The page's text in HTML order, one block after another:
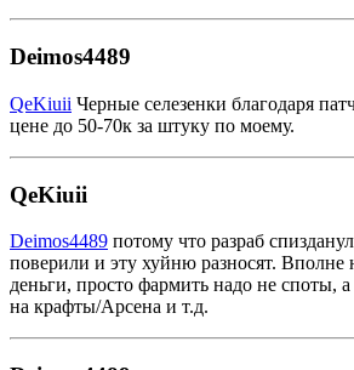
Deimos4489
QeKiuii Черные селезенки благодаря
цене до 50-70к за штуку по моему.
QeKiuii
Deimos4489 потому что разраб
поверили и эту хуйню разносят. Вполне
деньги, просто фармить надо не споты,
на крафты/Арсена и т.д.